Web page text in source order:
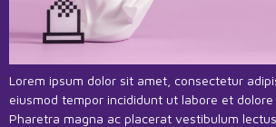
Lorem ipsum dolor sit amet, consectetur
eiusmod tempor incididunt ut labore et dolore
Pharetra magna ac placerat vestibulum